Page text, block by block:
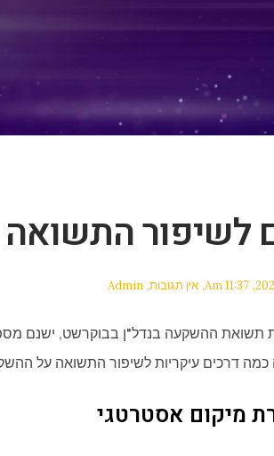
לשיפור
11:37 Am אין תגובות Admin
תשואת ההשקעה בנדל"ן בבוקרשט, ישנם
כמה דרכים עיקריות לשיפור התשואה על
מיקום אסטרטגי